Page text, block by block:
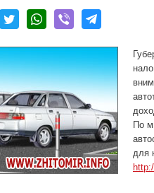
По
для